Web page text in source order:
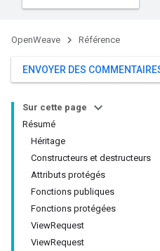
OpenWeave Référence
ENVOYER DES
Sur cette page
Résumé
Héritage
Constructeurs et destructeurs
Attributs protégés
Fonctions publiques
Fonctions protégées
ViewRequest
ViewRequest